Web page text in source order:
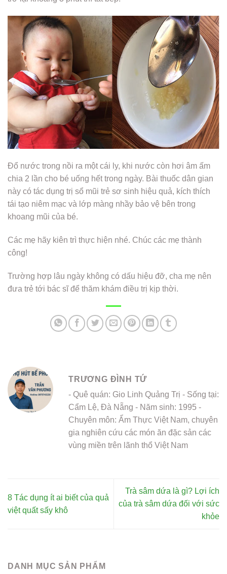
Đổ nước trong nồi ra một cái ly, khi nước còn hơi âm ấm
chia 2 lần cho bé uống hết trong ngày. Bài thuốc dân gian
này có tác dụng trị sổ mũi trẻ sơ sinh hiệu quả, kích thích
tái tạo niêm mạc và lớp màng nhầy bảo vệ bên trong
khoang mũi của bé.
Các mẹ hãy kiên trì thực hiện nhé. Chúc các mẹ thành
công!
Trường hợp lâu ngày không có dấu hiệu đỡ, cha mẹ nên
đưa trẻ tới bác sĩ để thăm khám điều trị kịp thời.
TRƯƠNG ĐÌNH TỨ
- Quê quán: Gio Linh Quảng Trị - Sống tại:
Cẩm Lệ, Đà Nẵng - Năm sinh: 1995 -
Chuyên môn: Ẩm Thực Việt Nam, chuyên
gia nghiên cứu các món ăn đặc sản các
vùng miền trên lãnh thổ Việt Nam
8 Tác dụng ít ai biết của quả
việt quất sấy khô
Trà sâm dứa là gì? Lợi ích
của trà sâm dứa đối với sức
khỏe
DANH MỤC SẢN PHẨM